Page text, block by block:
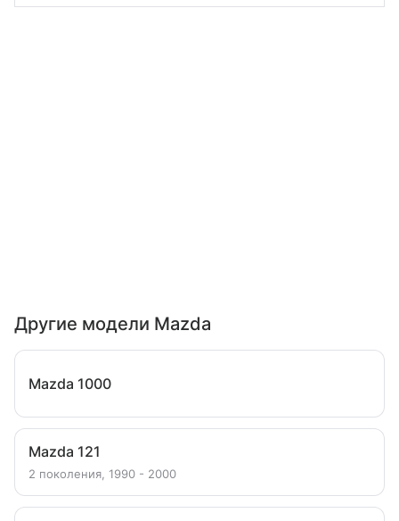
Другие модели Mazda
Mazda 1000
Mazda 121
2 поколения, 1990 - 2000